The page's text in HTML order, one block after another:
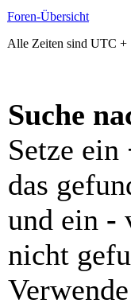
Foren-Übersicht
Alle Zeiten sind UTC +
Suche
Setze ein
das
und ein -
nicht